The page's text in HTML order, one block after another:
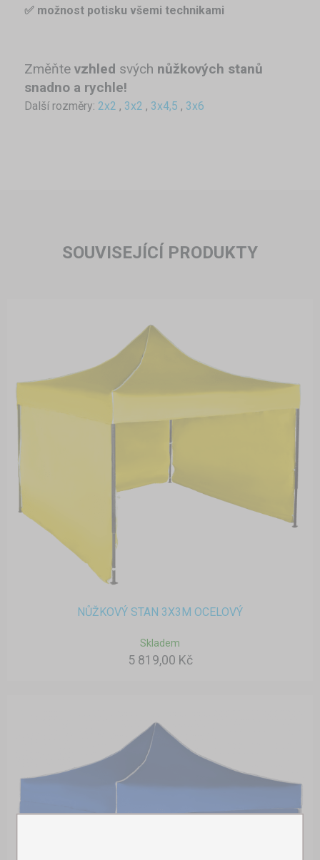
✅ možnost potisku všemi technikami
Změňte vzhled svých nůžkových stanů
snadno a rychle!
Další rozměry: 2x2 , 3x2 , 3x4,5 , 3x6
SOUVISEJÍCÍ PRODUKTY
NŮŽKOVÝ STAN 3X3M OCELOVÝ
Skladem
5 819,00 Kč